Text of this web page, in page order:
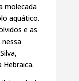
molecada
aquático.
e as